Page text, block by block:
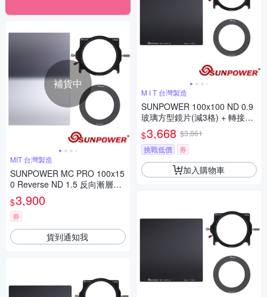
補貨中
MIT 台灣製造
SUNPOWER MC PRO 100x15
0 Reverse ND 1.5 反向漸層方
型減光鏡片(減5格) + 轉接環 +
支架套組
$3,900
券
貨到通知我
M I T 台灣製造
SUNPOWER 100x100 ND 0.9
玻璃方型鏡片(減3格) + 轉接環
+ 支架套組
$3,668 $3,861
挑戰低價
券
加入購物車